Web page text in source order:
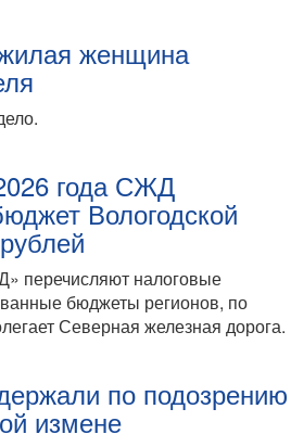
женщина
года СЖД
Вологодской
перечисляют налоговые
бюджеты регионов, по
Северная железная дорога.
по подозрению
измене